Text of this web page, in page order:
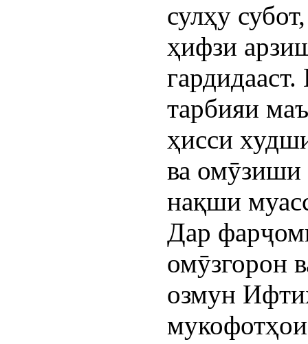
сулҳу
ҳифзи
тарбияи
ҳисси
ва омӯзиши
нақши
Дар
омӯзгорон
озмун